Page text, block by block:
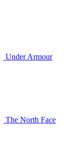
Under Armour
The North Face